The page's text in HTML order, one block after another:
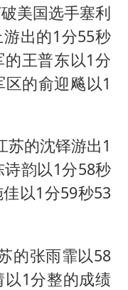
美国选手塞利
出的1分55秒
王普东以1分
的俞迎飚以1
苏的沈铎游出1
韵以1分58秒
以1分59秒53
的张雨霏以58
1分整的成绩